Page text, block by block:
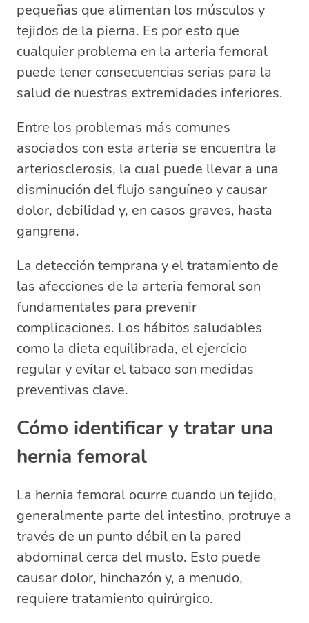
pequeñas que alimentan los músculos y
tejidos de la pierna. Es por esto que
cualquier problema en la arteria femoral
puede tener consecuencias serias para la
salud de nuestras extremidades inferiores.
Entre los problemas más comunes
asociados con esta arteria se encuentra la
arteriosclerosis, la cual puede llevar a una
disminución del flujo sanguíneo y causar
dolor, debilidad y, en casos graves, hasta
gangrena.
La detección temprana y el tratamiento de
las afecciones de la arteria femoral son
fundamentales para prevenir
complicaciones. Los hábitos saludables
como la dieta equilibrada, el ejercicio
regular y evitar el tabaco son medidas
preventivas clave.
Cómo identificar y tratar una
hernia femoral
La hernia femoral ocurre cuando un tejido,
generalmente parte del intestino, protruye a
través de un punto débil en la pared
abdominal cerca del muslo. Esto puede
causar dolor, hinchazón y, a menudo,
requiere tratamiento quirúrgico.